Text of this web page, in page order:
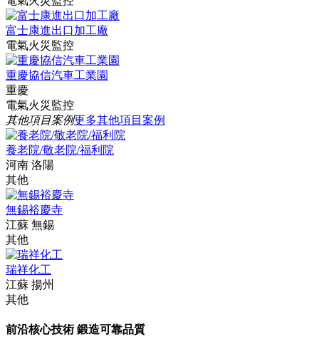
富士康進出口加工廠
電氣火災監控
重慶協信汽車工業園
重慶
電氣火災監控
其他項目案例更多其他項目案例
養老院/敬老院/福利院
河南 洛陽
其他
無錫裕慶寺
江蘇 無錫
其他
瑞祥化工
江蘇 揚州
其他
前沿核心技術 鍛造可靠品質